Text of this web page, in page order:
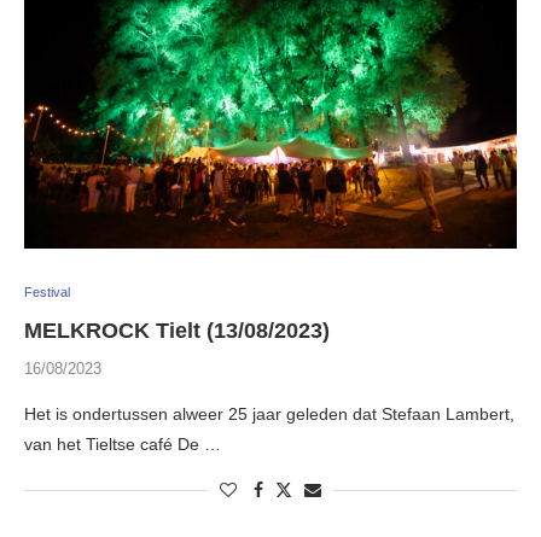
Festival
MELKROCK Tielt (13/08/2023)
16/08/2023
Het is ondertussen alweer 25 jaar geleden dat Stefaan Lambert,
van het Tieltse café De …